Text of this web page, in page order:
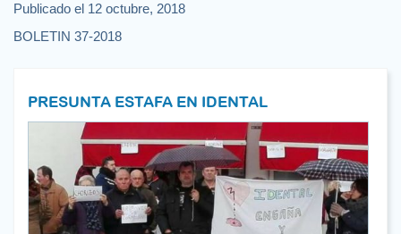
Publicado el 12 octubre, 2018
BOLETIN 37-2018
PRESUNTA ESTAFA EN IDENTAL